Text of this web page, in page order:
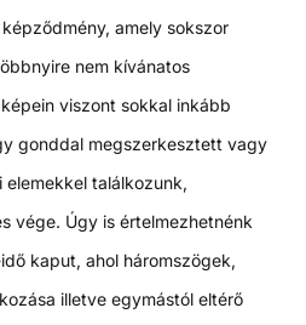
amely sokszor
nem kívánatos
viszont sokkal inkább
gonddal megszerkesztett vagy
találkozunk,
vége. Úgy is értelmezhetnénk
kaput, ahol háromszögek,
illetve egymástól eltérő